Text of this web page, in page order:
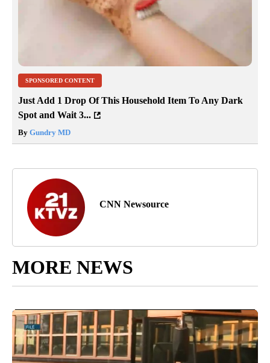
SPONSORED CONTENT
Just Add 1 Drop Of This Household Item To Any Dark
Spot and Wait 3...
By Gundry MD
CNN Newsource
MORE NEWS